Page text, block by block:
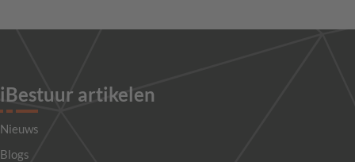
iBestuur artikelen
Nieuws
Blogs